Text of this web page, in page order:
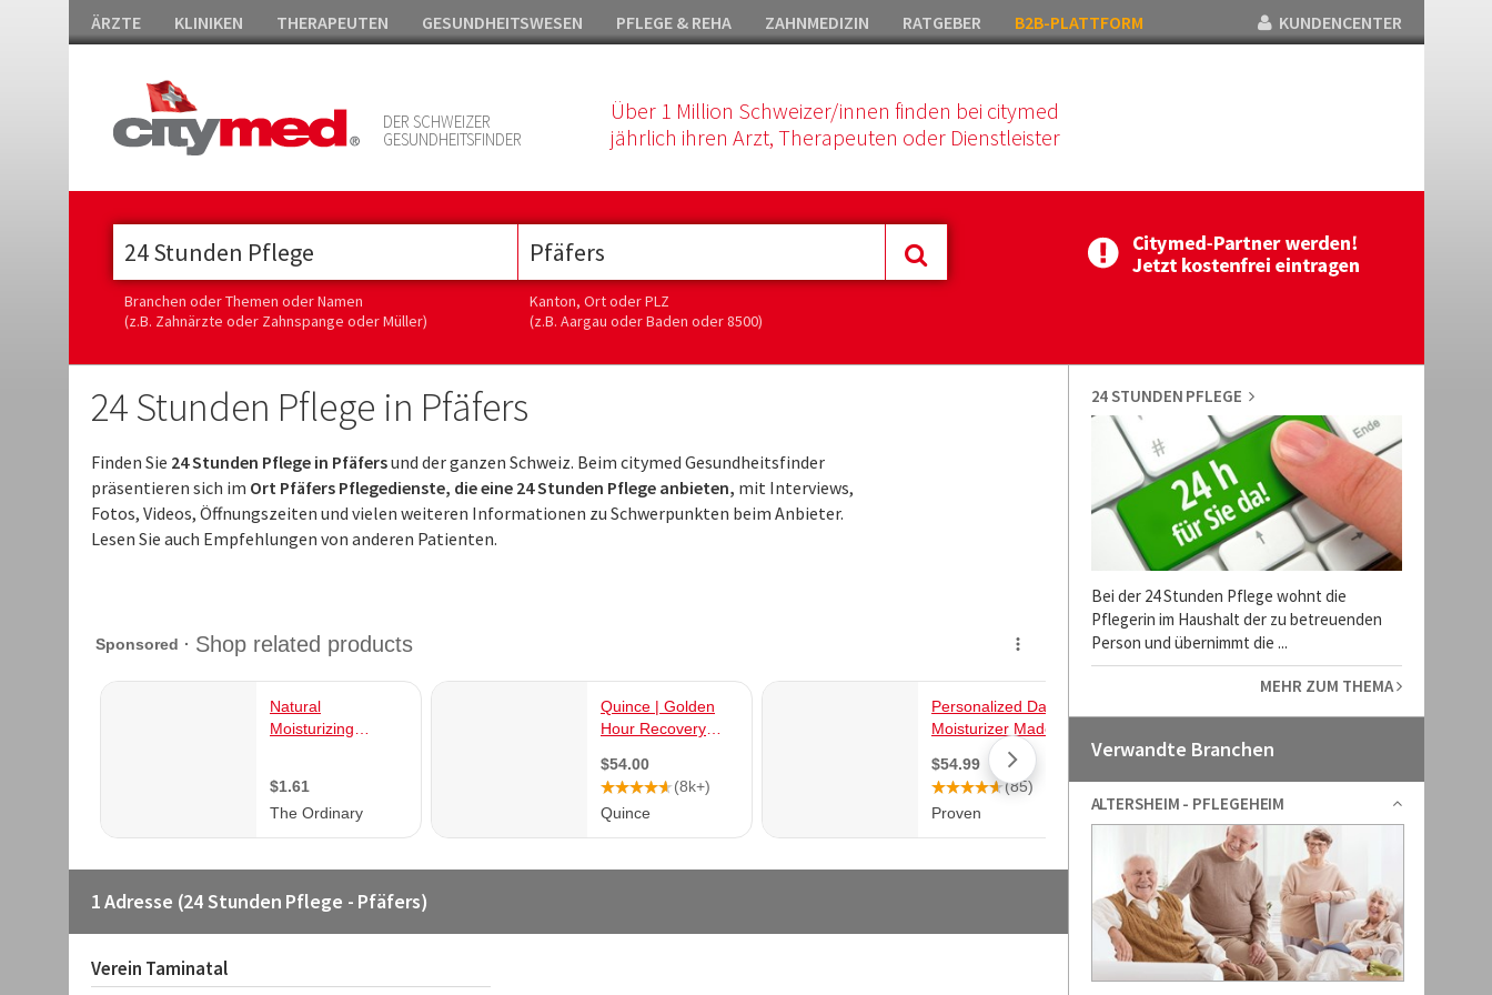
ÄRZTE KLINIKEN THERAPEUTEN GESUNDHEITSWESEN PFLEGE & REHA ZAHNMEDIZIN RATGEBER B2B-PLATTFORM KUNDENCENTER
DER SCHWEIZER
GESUNDHEITSFINDER
Über 1 Million Schweizer/innen finden bei citymed
jährlich ihren Arzt, Therapeuten oder Dienstleister
Branchen oder Themen oder Namen
(z.B. Zahnärzte oder Zahnspange oder Müller)
Kanton, Ort oder PLZ
(z.B. Aargau oder Baden oder 8500)
24 Stunden Pflege in Pfäfers
Finden Sie 24 Stunden Pflege in Pfäfersund der ganzen Schweiz. Beim citymed Gesundheitsfinder
präsentieren sich im Ort Pfäfers Pflegedienste, die eine 24 Stunden Pflege anbieten, mit Interviews,
Fotos, Videos, Öffnungszeiten und vielen weiteren Informationen zu Schwerpunkten beim Anbieter.
Lesen Sie auch Empfehlungen von anderen Patienten.
1 Adresse (24 Stunden Pflege - Pfäfers)
Verein Taminatal
24 STUNDEN PFLEGE
Bei der 24 Stunden Pflege wohnt die
Pflegerin im Haushalt der zu betreuenden
Person und übernimmt die ...
MEHR ZUM THEMA
Verwandte Branchen
ALTERSHEIM - PFLEGEHEIM